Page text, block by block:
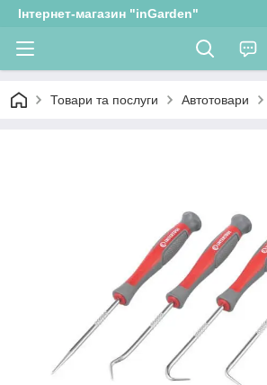
Інтернет-магазин "inGarden"
Товари та послуги Автотовари